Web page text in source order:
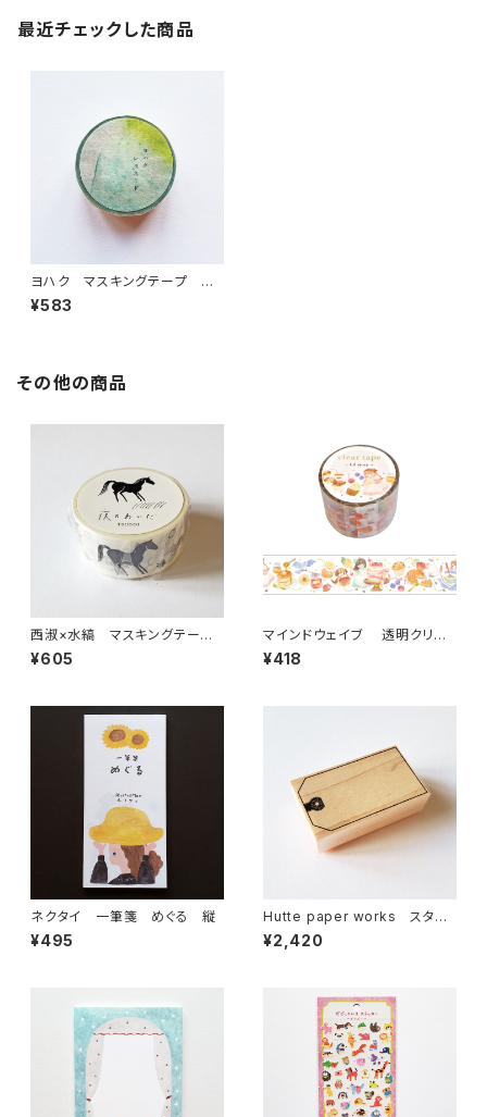
最近チェックした商品
ヨハク マスキングテープ レ
モネード Y-085
¥583
その他の商品
西淑×水縞 マスキングテー
プ 夜のあいだ 集い モノトーン
¥605
マインドウェイブ 透明クリア
テープ95691 リル ストーリー b
aking 30mm
¥418
ネクタイ 一筆箋 めぐる 縦
¥495
Hutte paper works スタン
プ タグフレーム STP-222
¥2,420